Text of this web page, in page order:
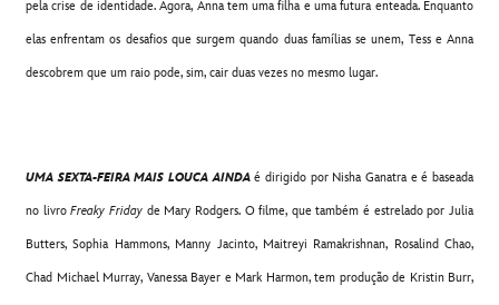
pela crise de identidade. Agora, Anna tem uma filha e uma futura enteada. Enquanto
elas enfrentam os desafios que surgem quando duas famílias se unem, Tess e Anna
descobrem que um raio pode, sim, cair duas vezes no mesmo lugar.
UMA SEXTA-FEIRA MAIS LOUCA AINDAé dirigido por Nisha Ganatra e é baseada
no livroFreaky Friday de Mary Rodgers. O filme, que também é estrelado por Julia
Butters, Sophia Hammons, Manny Jacinto, Maitreyi Ramakrishnan, Rosalind Chao,
Chad Michael Murray, Vanessa Bayer e Mark Harmon, tem produção de Kristin Burr,